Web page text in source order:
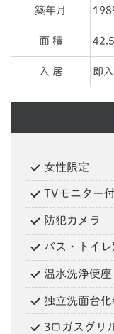
築年月
面 積
入 居 即
女性限定
TVモニター
防犯カメラ
バス・トイレ
温水洗浄便座
独立洗面台化
3口ガスグリ